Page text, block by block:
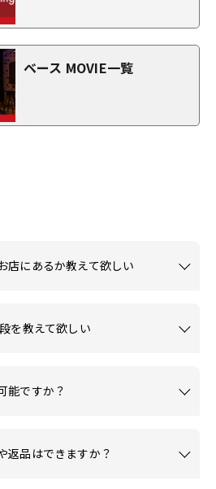
ベース MOVIE一覧
店にあるか教えて欲しい
を教えて欲しい
能ですか？
返品はできますか？